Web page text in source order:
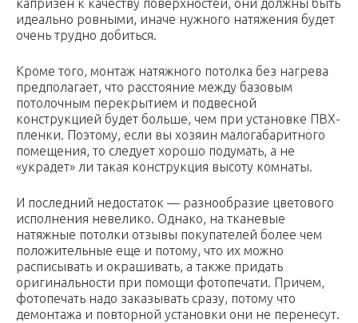
капризен к качеству поверхностей, они должны быть
идеально ровными, иначе нужного натяжения будет
очень трудно добиться.
Кроме того, монтаж натяжного потолка без нагрева
предполагает, что расстояние между базовым
потолочным перекрытием и подвесной
конструкцией будет больше, чем при установке ПВХ-
пленки. Поэтому, если вы хозяин малогабаритного
помещения, то следует хорошо подумать, а не
«украдет» ли такая конструкция высоту комнаты.
И последний недостаток — разнообразие цветового
исполнения невелико. Однако, на тканевые
натяжные потолки отзывы покупателей более чем
положительные еще и потому, что их можно
расписывать и окрашивать, а также придать
оригинальности при помощи фотопечати. Причем,
фотопечать надо заказывать сразу, потому что
демонтажа и повторной установки они не перенесут.